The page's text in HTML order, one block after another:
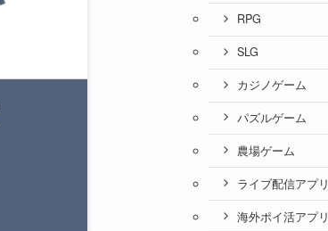
RPG
SLG
カジノゲーム
パズルゲーム
農場ゲーム
ライブ配信アプリ
海外ポイ活アプリ